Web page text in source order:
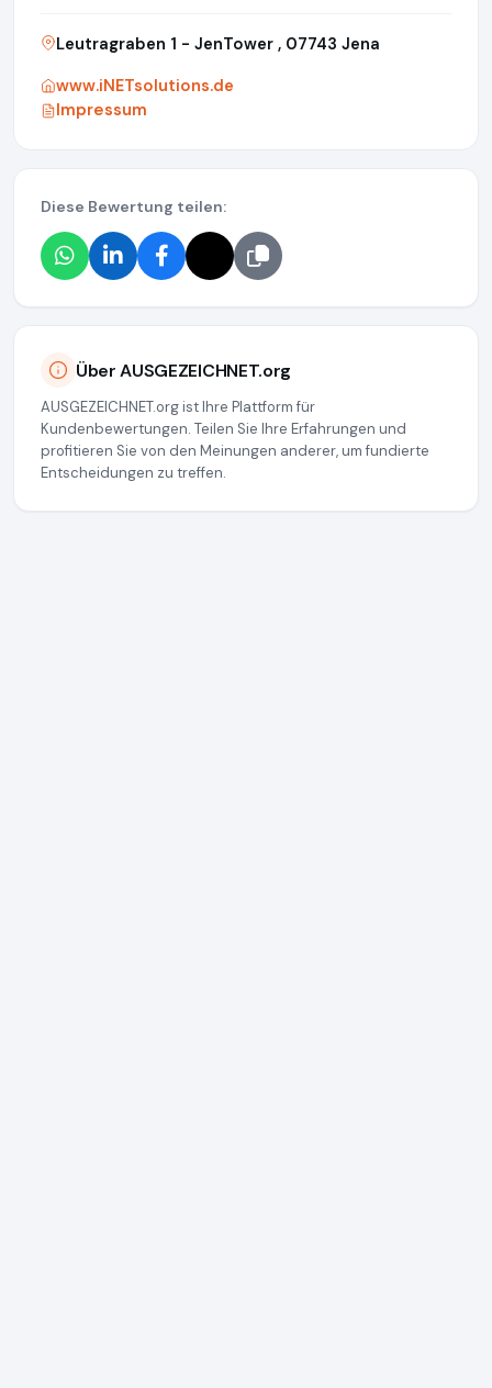
Leutragraben 1 - JenTower , 07743 Jena
www.iNETsolutions.de
Impressum
Diese Bewertung teilen:
Über AUSGEZEICHNET.org
AUSGEZEICHNET.org ist Ihre Plattform für
Kundenbewertungen. Teilen Sie Ihre Erfahrungen und
profitieren Sie von den Meinungen anderer, um fundierte
Entscheidungen zu treffen.